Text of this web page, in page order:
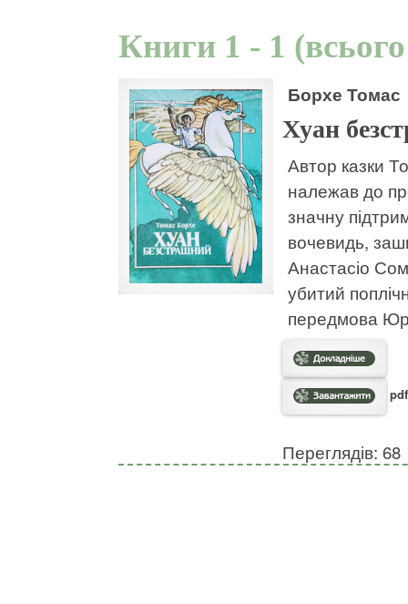
Книги 1 - 1
Борхе Томас
Хуан
Автор казки
належав до
значну
вочевидь,
Анастасіо
убитий
передмова
Переглядів: 68